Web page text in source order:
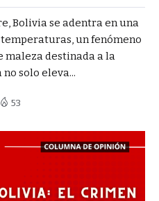
Bolivia se adentra en una
un fenómeno
maleza destinada a la
solo eleva...
53